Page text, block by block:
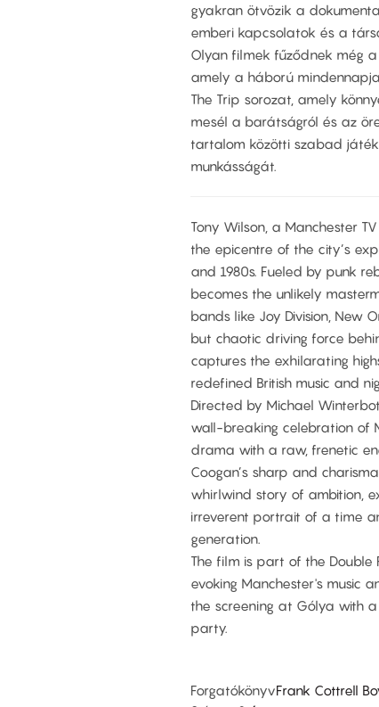
gyakran ötvözik a
emberi kapcsolatok és a
Olyan filmek fűződnek még a
amely a háború
The Trip sorozat, amely
mesél a barátságról és az
tartalom közötti szabad
munkásságát.
Tony Wilson, a Manchester
the epicentre of the city’s
and 1980s. Fueled by punk
becomes the unlikely
bands like Joy Division, New
but chaotic driving force
captures the exhilarating
redefined British music and
Directed by Michael
wall-breaking celebration of
drama with a raw, frenetic
Coogan’s sharp and
whirlwind story of ambition,
irreverent portrait of a time
generation.
The film is part of the Double
evoking Manchester's music
the screening at Gólya with
party.
ForgatókönyvFrank Cottrell